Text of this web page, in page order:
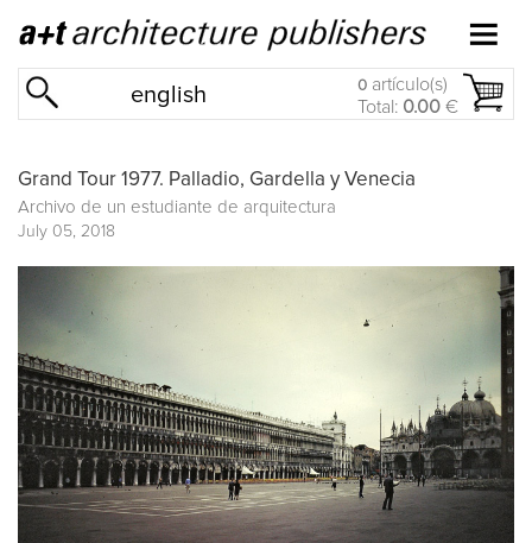
english 0 artículo(s)
Total: 0.00 €
Grand Tour 1977. Palladio, Gardella y Venecia
Archivo de un estudiante de arquitectura
July 05, 2018